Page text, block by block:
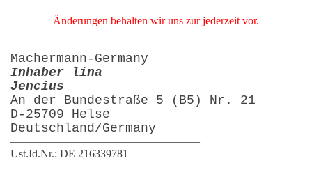
Änderungen behalten wir uns zur jederzeit vor.
Machermann-Germany
Inhaber lina
Jencius
An der Bundestraße 5 (B5) Nr. 21
D-25709 Helse
Deutschland/Germany
—————————————————
Ust.Id.Nr.: DE 216339781